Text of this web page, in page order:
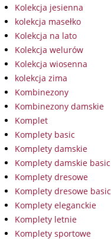
Kolekcja jesienna
kolekcja masełko
Kolekcja na lato
Kolekcja welurów
Kolekcja wiosenna
kolekcja zima
Kombinezony
Kombinezony damskie
Komplet
Komplety basic
Komplety damskie
Komplety damskie basic
Komplety dresowe
Komplety dresowe basic
Komplety eleganckie
Komplety letnie
Komplety sportowe